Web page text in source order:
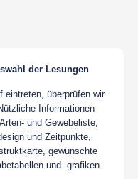
der Lesungen
eintreten, überprüfen wir
Informationen
und Gewebeliste,
und Zeitpunkte,
gewünschte
und -grafiken.